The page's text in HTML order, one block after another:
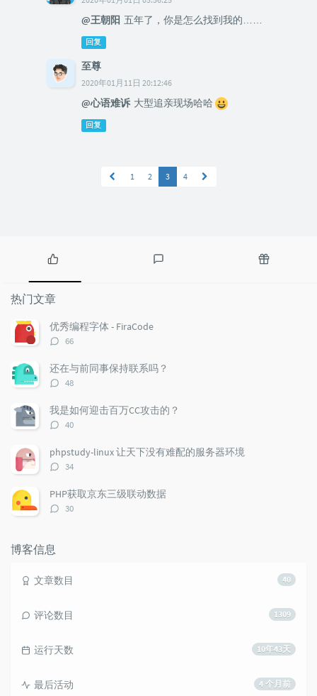
@王朝阳 五年了，你是怎么找到我的……
回复
至尊
2020年01月11日 20:12:46
@心语难诉 大型追亲现场哈哈
回复
1 2 3 4
热
门
文
章
热门文章
优秀编程字体 - FiraCode
评
数：
66
还在与前同事保持联系吗？
评
数：
48
我是如何迎击百万CC攻击的？
评
数：
40
phpstudy-linux 让天下没有难配的服务器环境
评
数：
34
PHP获取京东三级联动数据
评
30
博客信息
40
文章数目
1309
评论数目
10年43天
运行天数
4 个月前
最后活动